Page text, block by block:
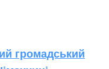
громадський